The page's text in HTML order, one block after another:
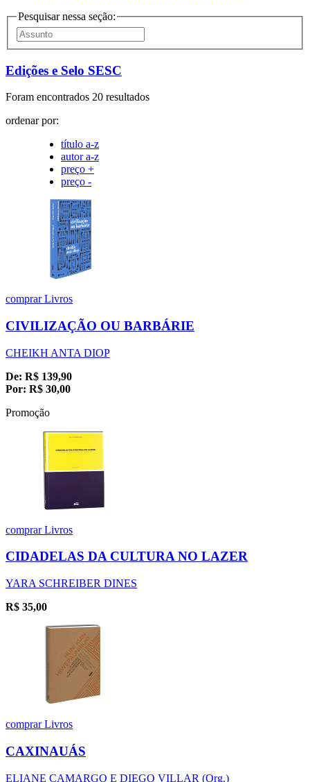
Pesquisar nessa seção:
Edições e Selo SESC
Foram encontrados 20 resultados
ordenar por:
título a-z
autor a-z
preço +
preço -
comprarLivros
CIVILIZAÇÃO OU BARBÁRIE
CHEIKH ANTA DIOP
De: R$ 139,90
Por: R$ 30,00
Promoção
comprarLivros
CIDADELAS DA CULTURA NO LAZER
YARA SCHREIBER DINES
R$ 35,00
comprarLivros
CAXINAUÁS
ELIANE CAMARGO E DIEGO VILLAR (Org.)